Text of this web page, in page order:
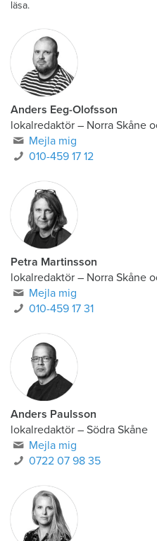
läsa.
Anders Eeg-Olofsson
lokalredaktör – Norra Skåne
Mejla mig
010-459 17 12
Petra Martinsson
lokalredaktör – Norra Skåne
Mejla mig
010-459 17 31
Anders Paulsson
lokalredaktör – Södra Skåne
Mejla mig
0722 07 98 35